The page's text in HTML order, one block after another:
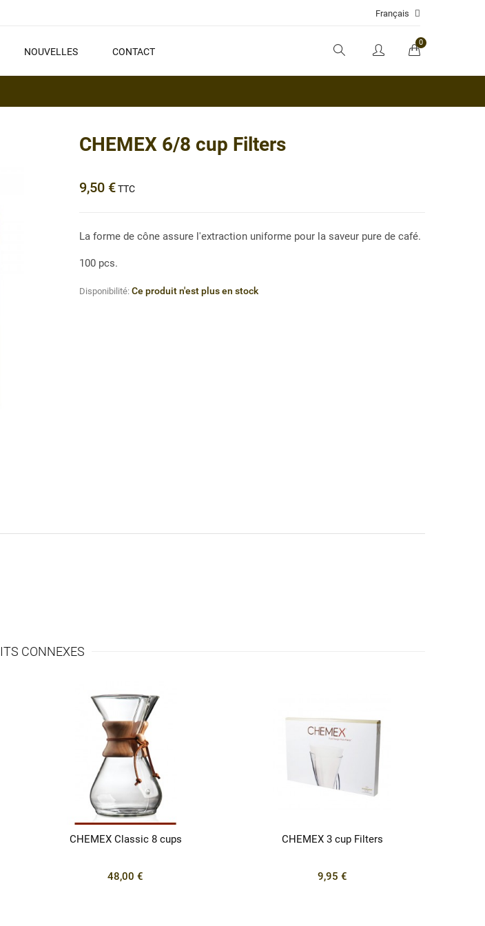
Français
NOUVELLES CONTACT
0
CHEMEX 6/8 cup Filters
9,50 €TTC
La forme de cône assure l'extraction uniforme pour la saveur pure de café.
100 pcs.
Disponibilité: Ce produit n'est plus en stock
CONNEXES
CHEMEX Classic 8 cups
48,00 €
CHEMEX 3 cup Filters
9,95 €